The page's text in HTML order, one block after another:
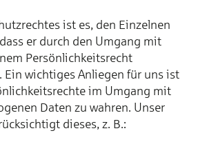
ist es, den Einzelnen
er durch den Umgang mit
Persönlichkeitsrecht
wichtiges Anliegen für uns ist
im Umgang mit
Daten zu wahren. Unser
dieses, z. B.: